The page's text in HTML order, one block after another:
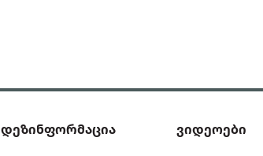
დეზინფორმაცია ვიდეოები